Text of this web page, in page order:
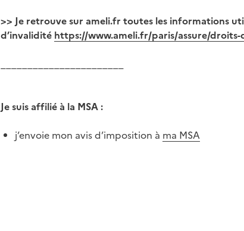
>> Je retrouve sur ameli.fr toutes les informations
d’invalidité https://www.ameli.fr/paris/assure/
Je suis affilié à la MSA :
j’envoie mon avis d’imposition à ma MSA